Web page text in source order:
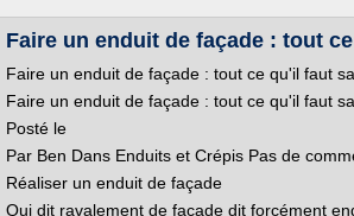
Faire un enduit de façade : tout
Faire un enduit de façade : tout ce qu'il faut
Faire un enduit de façade : tout ce qu'il faut
Posté le
Par Ben Dans Enduits et Crépis Pas de
Réaliser un enduit de façade
Qui dit ravalement de façade dit forcément